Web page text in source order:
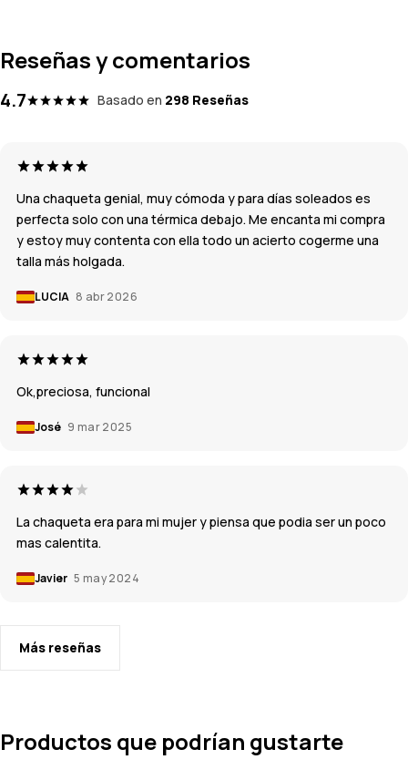
Reseñas y comentarios
4.7 Basado en 298 Reseñas
Una chaqueta genial, muy cómoda y para días soleados es
perfecta solo con una térmica debajo. Me encanta mi compra
y estoy muy contenta con ella todo un acierto cogerme una
talla más holgada.
LUCIA 8 abr 2026
Ok,preciosa, funcional
José 9 mar 2025
La chaqueta era para mi mujer y piensa que podia ser un poco
mas calentita.
Javier 5 may 2024
Más reseñas
Productos que podrían gustarte